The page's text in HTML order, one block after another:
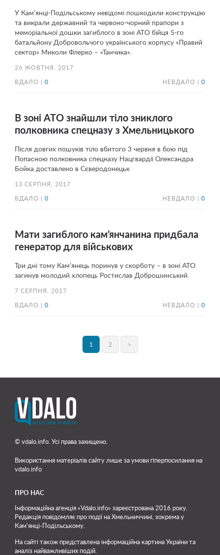
У Кам’янці-Подільському невідомі пошкодили конструкцію
та викрали державний та червоно-чорний прапори з
меморіальної дошки загиблого в зоні АТО бійця 5-го
батальйону Добровольчого українського корпусу «Правий
сектор» Миколи Флерко – «Танчика».
26 ЖОВТНЯ, 2017
ВДАЛО | 0 НЕВДАЛО | 0
В зоні АТО знайшли тіло зниклого
полковника спецназу з Хмельницького
Після довгих пошуків тіло вбитого 3 червня в бою під
Попасною полковника спецназу Нацгвардії Олександра
Бойка доставлено в Сєверодонецьк
13 СЕРПНЯ, 2017
ВДАЛО | 0 НЕВДАЛО | 0
Мати загиблого кам’янчанина придбала
генератор для військових
Три дні тому Кам’янець поринув у скорботу – в зоні АТО
загинув молодий хлопець Ростислав Доброшинський.
7 СЕРПНЯ, 2017
ВДАЛО | 0 НЕВДАЛО | 0
1 2 >
© vdalo.info. Усі права захищено.
Використання матеріалів сайту лише за умови гіперпосилання на
vdalo.info
ПРО НАС
Інформаційна агенція «Vdalo.info» зареєстрована 2016 року.
Редакція повідомляє про події на Хмельниччині, зокрема у
Кам'янці-Подільському.
На сайті також представлена інформаційна картина України та
аналіз найважливіших подій.